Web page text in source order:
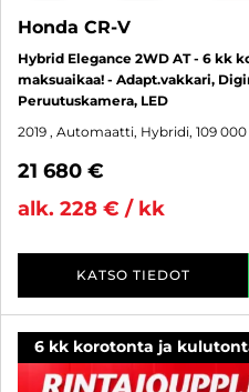
Honda CR-V
Hybrid Elegance 2WD AT - 6 kk
maksuaikaa! - Adapt.vakkari,
Peruutuskamera, LED
2019 , Automaatti, Hybridi, 109
21 680 €
alk. 228 € / kk
KATSO TIEDOT
6 kk korotonta ja